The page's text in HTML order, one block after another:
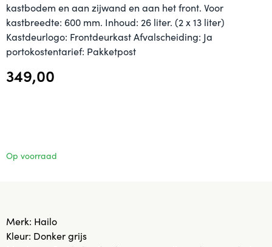
kastbodem en aan zijwand en aan het front. Voor
kastbreedte: 600 mm. Inhoud: 26 liter. (2 x 13 liter)
Kastdeurlogo: Frontdeurkast Afvalscheiding: Ja
portokostentarief: Pakketpost
349,00
Op voorraad
Merk: Hailo
Kleur: Donker grijs